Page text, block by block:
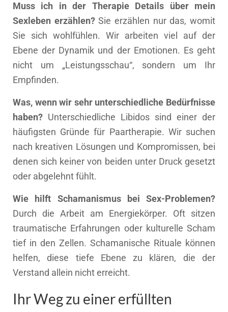
Muss ich in der Therapie Details über mein
Sexleben erzählen?Sie erzählen nur das, womit
Sie sich wohlfühlen. Wir arbeiten viel auf der
Ebene der Dynamik und der Emotionen. Es geht
nicht um „Leistungsschau“, sondern um Ihr
Empfinden.
Was, wenn wir sehr unterschiedliche Bedürfnisse
haben? Unterschiedliche Libidos sind einer der
häufigsten Gründe für Paartherapie. Wir suchen
nach kreativen Lösungen und Kompromissen, bei
denen sich keiner von beiden unter Druck gesetzt
oder abgelehnt fühlt.
Wie hilft Schamanismus bei Sex-Problemen?
Durch die Arbeit am Energiekörper. Oft sitzen
traumatische Erfahrungen oder kulturelle Scham
tief in den Zellen. Schamanische Rituale können
helfen, diese tiefe Ebene zu klären, die der
Verstand allein nicht erreicht.
Ihr Weg zu einer erfüllten